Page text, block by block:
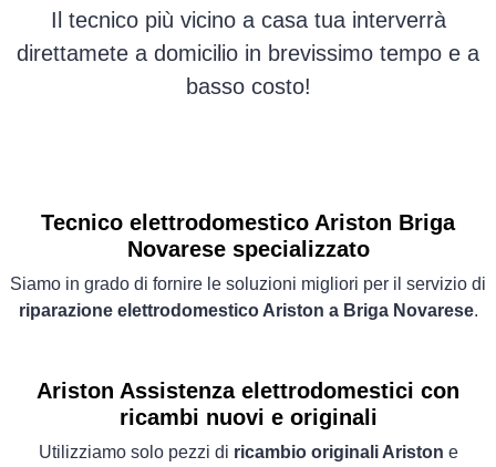
Il tecnico più vicino a casa tua interverrà
direttamete a domicilio in brevissimo tempo e a
basso costo!
Tecnico elettrodomestico Ariston Briga
Novarese specializzato
Siamo in grado di fornire le soluzioni migliori per il servizio di
riparazione elettrodomestico Ariston a Briga Novarese.
Ariston Assistenza elettrodomestici con
ricambi nuovi e originali
Utilizziamo solo pezzi di ricambio originali Ariston e